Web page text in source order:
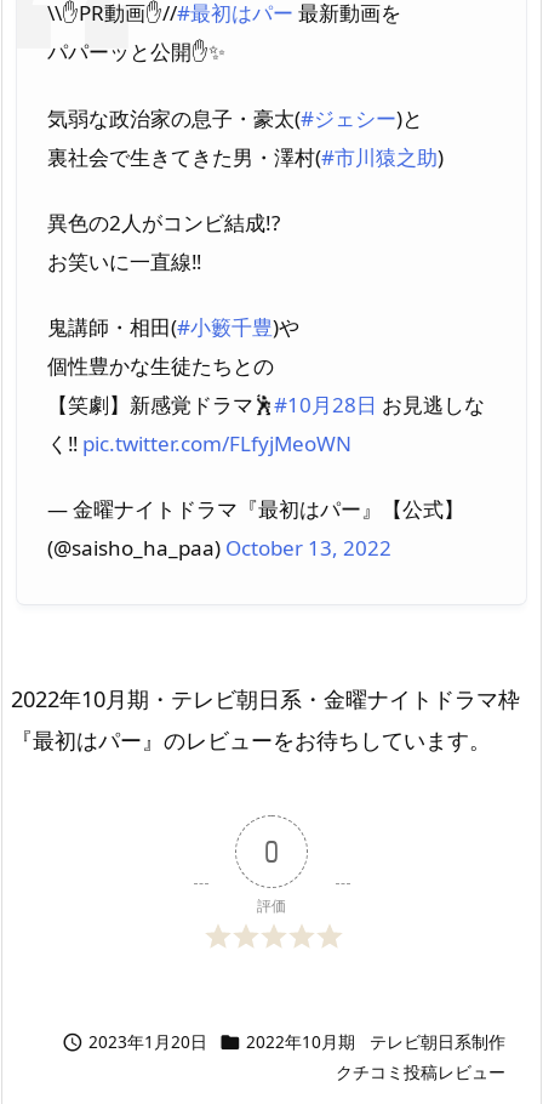
\\✋PR動画✋//#最初はパー 最新動画を
パパーッと公開✋✨
気弱な政治家の息子・豪太(#ジェシー)と
裏社会で生きてきた男・澤村(#市川猿之助)
異色の2人がコンビ結成!?
お笑いに一直線‼️
鬼講師・相田(#小籔千豊)や
個性豊かな生徒たちとの
【笑劇】新感覚ドラマ🕺#10月28日 お見逃しな
く‼️ pic.twitter.com/FLfyjMeoWN
— 金曜ナイトドラマ『最初はパー』【公式】
(@saisho_ha_paa) October 13, 2022
2022年10月期・テレビ朝日系・金曜ナイトドラマ枠
『最初はパー』のレビューをお待ちしています。
0
評価
 2023年1月20日  2022年10月期
テレビ朝日系制作
クチコミ投稿レビュー